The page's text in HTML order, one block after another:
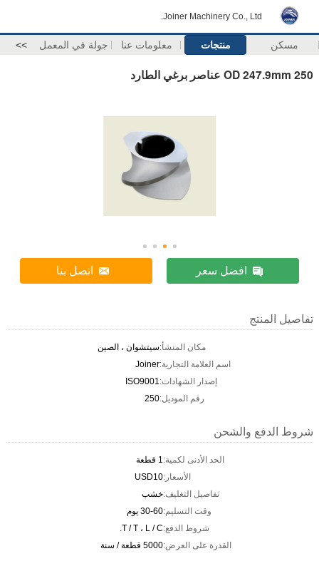
Joiner Machinery Co., Ltd.
مسكن منتجات معلومات عنا جولة في المعمل >>
OD 247.9mm 250 عناصر برغي الطارد
افضل سعر اتصل بنا
تفاصيل المنتج
مكان المنشأ:سيتشوان ، الصين
اسم العلامة التجارية:Joiner
إصدار الشهادات:ISO9001
رقم الموديل:250
شروط الدفع والشحن
الحد الأدنى لكمية:1 قطعة
الأسعار:USD10
تفاصيل التغليف:خشب
وقت التسليم:30-60 يوم
شروط الدفع:T / T ، L / C.
القدرة على العرض:5000 قطعة / سنة